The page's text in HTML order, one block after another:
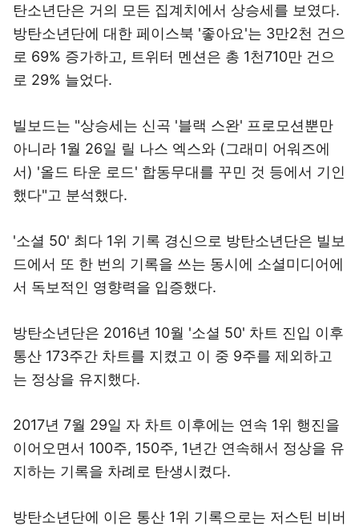
탄소년단은 거의 모든 집계치에서 상승세를 보였다.
방탄소년단에 대한 페이스북 '좋아요'는 3만2천 건으
로 69% 증가하고, 트위터 멘션은 총 1천710만 건으
로 29% 늘었다.
빌보드는 "상승세는 신곡 '블랙 스완' 프로모션뿐만
아니라 1월 26일 릴 나스 엑스와 (그래미 어워즈에
서) '올드 타운 로드' 합동무대를 꾸민 것 등에서 기인
했다"고 분석했다.
'소셜 50' 최다 1위 기록 경신으로 방탄소년단은 빌보
드에서 또 한 번의 기록을 쓰는 동시에 소셜미디어에
서 독보적인 영향력을 입증했다.
방탄소년단은 2016년 10월 '소셜 50' 차트 진입 이후
통산 173주간 차트를 지켰고 이 중 9주를 제외하고
는 정상을 유지했다.
2017년 7월 29일 자 차트 이후에는 연속 1위 행진을
이어오면서 100주, 150주, 1년간 연속해서 정상을 유
지하는 기록을 차례로 탄생시켰다.
방탄소년단에 이은 통산 1위 기록으로는 저스틴 비버